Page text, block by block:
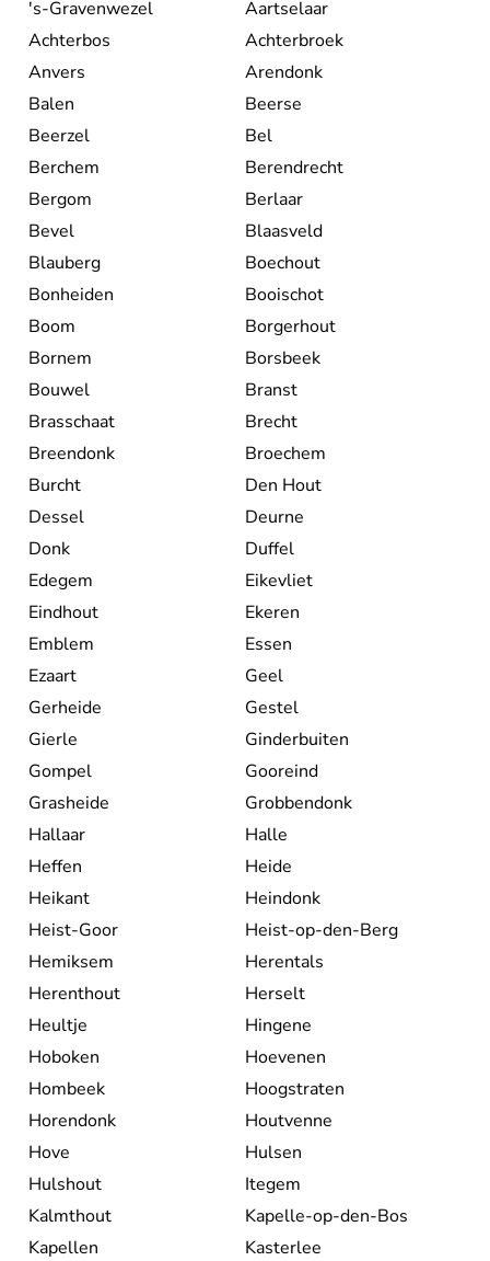
1993.
's-Gravenwezel
Aartselaar
Achterbos
Achterbroek
Anvers
Arendonk
Balen
Beerse
Beerzel
Bel
Berchem
Berendrecht
Bergom
Berlaar
Bevel
Blaasveld
Blauberg
Boechout
Bonheiden
Booischot
Boom
Borgerhout
Bornem
Borsbeek
Bouwel
Branst
Brasschaat
Brecht
Breendonk
Broechem
Burcht
Den Hout
Dessel
Deurne
Donk
Duffel
Edegem
Eikevliet
Eindhout
Ekeren
Emblem
Essen
Ezaart
Geel
Gerheide
Gestel
Gierle
Ginderbuiten
Gompel
Gooreind
Grasheide
Grobbendonk
Hallaar
Halle
Heffen
Heide
Heikant
Heindonk
Heist-Goor
Heist-op-den-Berg
Hemiksem
Herentals
Herenthout
Herselt
Heultje
Hingene
Hoboken
Hoevenen
Hombeek
Hoogstraten
Horendonk
Houtvenne
Hove
Hulsen
Hulshout
Itegem
Kalmthout
Kapelle-op-den-Bos
Kapellen
Kasterlee